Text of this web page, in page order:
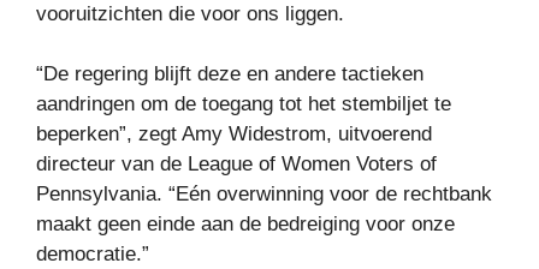
vooruitzichten die voor ons liggen.
“De regering blijft deze en andere tactieken
aandringen om de toegang tot het stembiljet te
beperken”, zegt Amy Widestrom, uitvoerend
directeur van de League of Women Voters of
Pennsylvania. “Eén overwinning voor de rechtbank
maakt geen einde aan de bedreiging voor onze
democratie.”